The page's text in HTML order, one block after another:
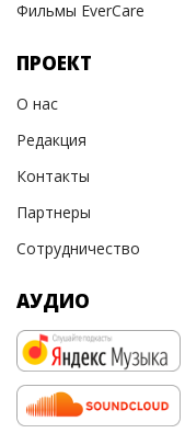
Фильмы EverCare
ПРОЕКТ
О нас
Редакция
Контакты
Партнеры
Сотрудничество
АУДИО